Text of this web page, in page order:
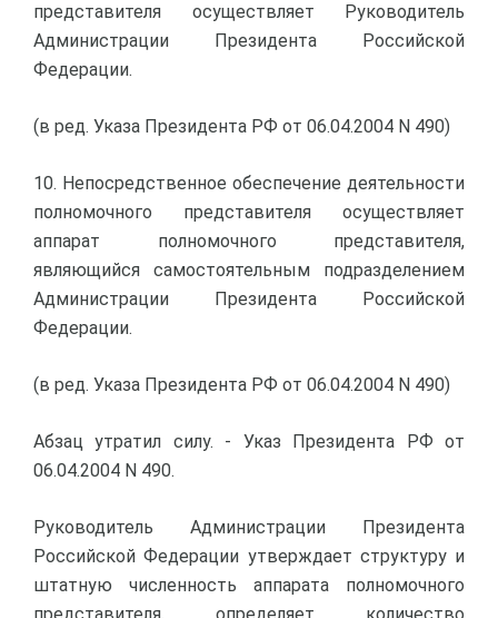
представителя осуществляет Руководитель
Администрации Президента Российской
Федерации.
(в ред. Указа Президента РФ от 06.04.2004 N 490)
10. Непосредственное обеспечение деятельности
полномочного представителя осуществляет
аппарат полномочного представителя,
являющийся самостоятельным подразделением
Администрации Президента Российской
Федерации.
(в ред. Указа Президента РФ от 06.04.2004 N 490)
Абзац утратил силу. - Указ Президента РФ от
06.04.2004 N 490.
Руководитель Администрации Президента
Российской Федерации утверждает структуру и
штатную численность аппарата полномочного